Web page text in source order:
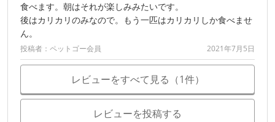
食べます。朝はそれが楽しみみたいです。
後はカリカリのみなので。もう一匹はカリカリしか食べませ
ん。
投稿者：ペットゴー会員 2021年7月5日
レビューをすべて見る（1件）
レビューを投稿する